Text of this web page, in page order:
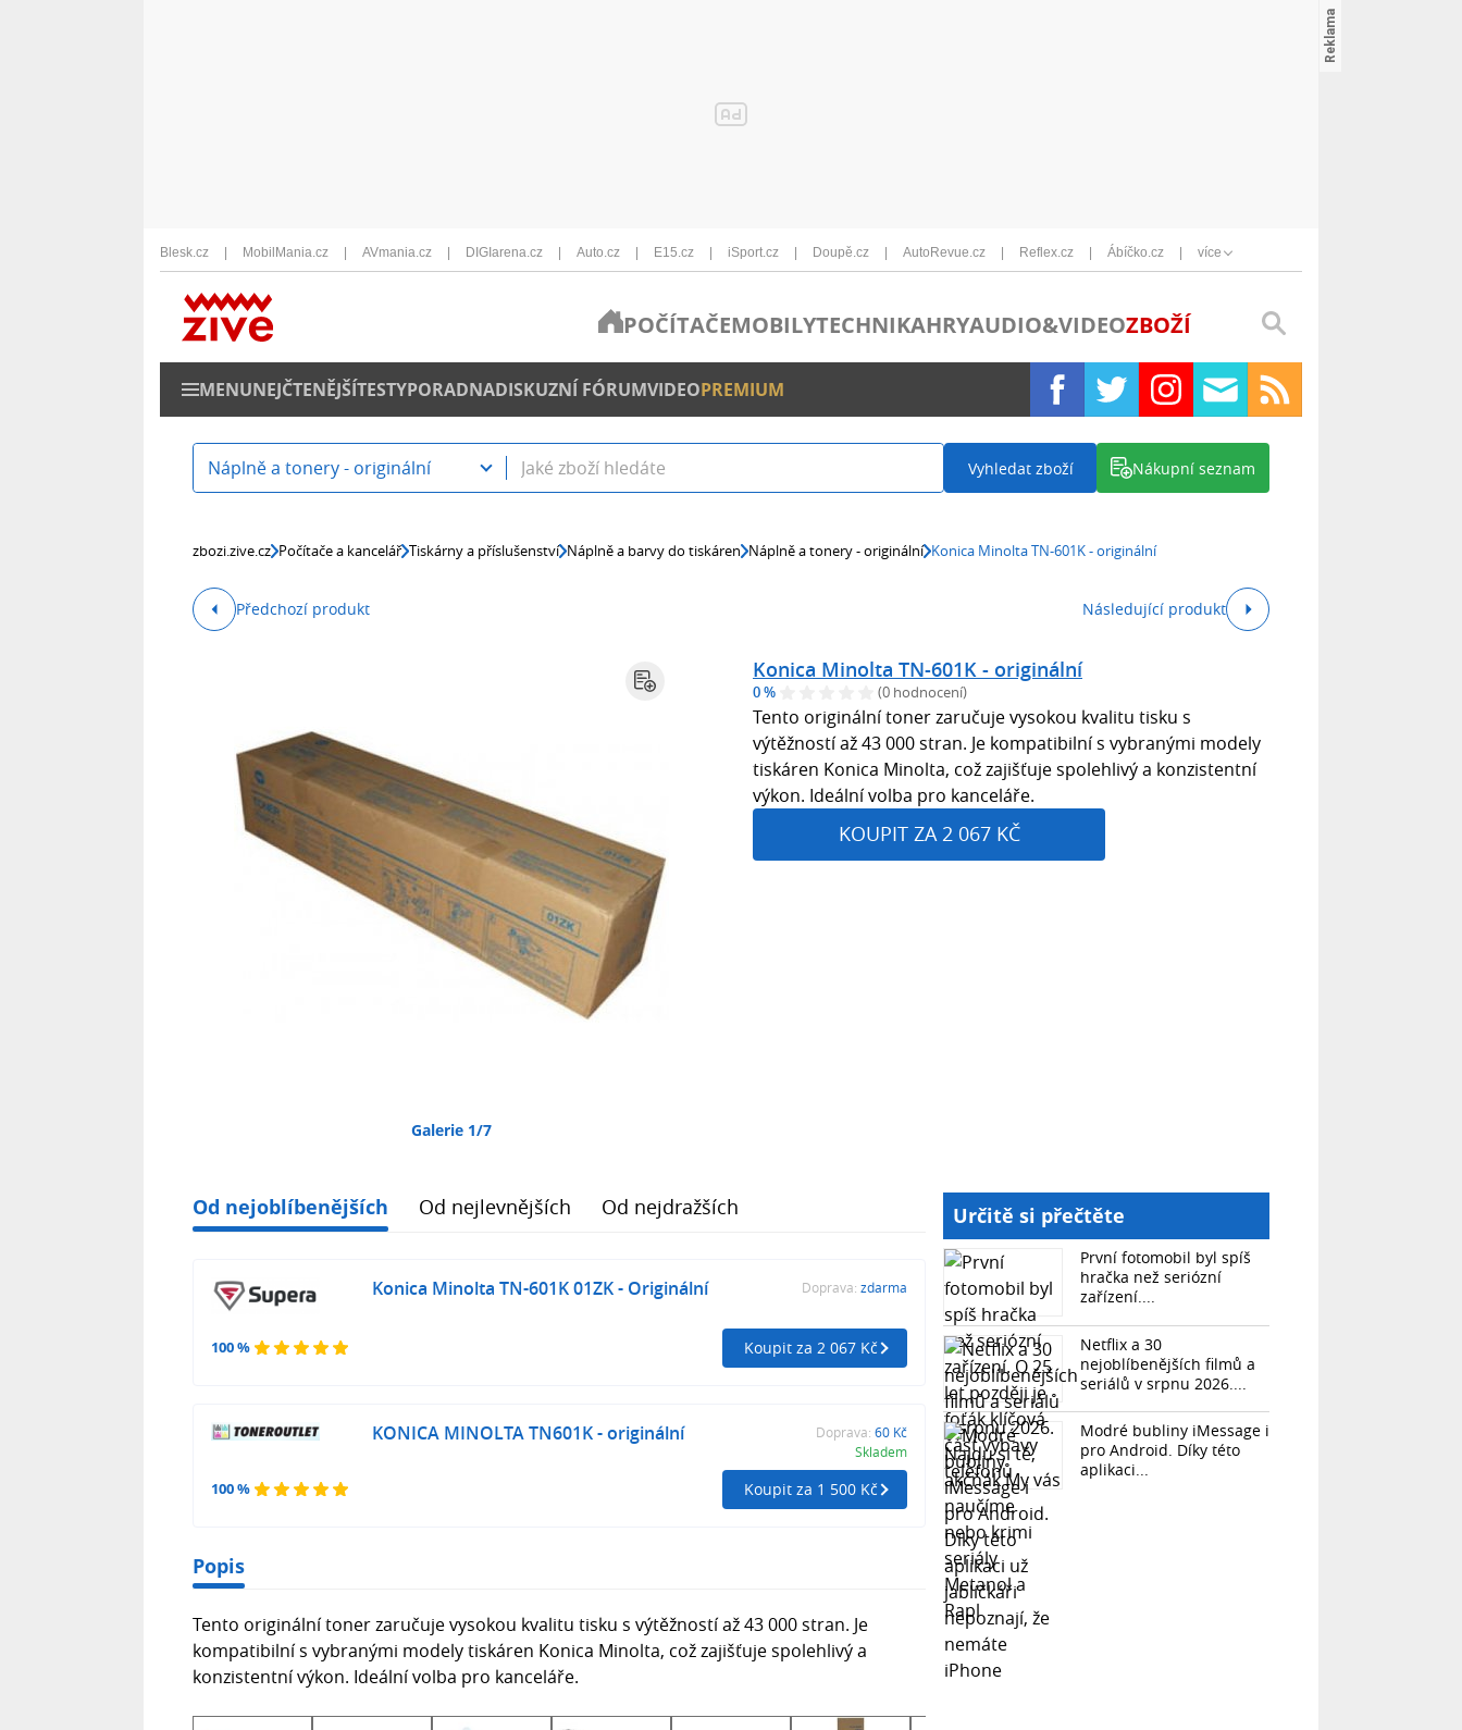
Blesk.cz MobilMania.cz AVmania.cz DIGIarena.cz Auto.cz E15.cz iSport.cz Doupě.cz AutoRevue.cz Reflex.cz Ábíčko.cz více
POČÍTAČEMOBILYTECHNIKAHRYAUDIO&VIDEOZBOŽÍ
MENUNEJČTENĚJŠÍTESTYPORADNADISKUZNÍ FÓRUMVIDEOPREMIUM
Náplně a tonery - originální Vyhledat zboží Nákupní seznam
zbozi.zive.cz Počítače a kancelář Tiskárny a příslušenství Náplně a barvy do tiskáren Náplně a tonery - originální Konica Minolta TN-601K - originální
Předchozí produkt Následující produkt
Galerie 1/7
Konica Minolta TN-601K - originální
0 % (0 hodnocení)
Tento originální toner zaručuje vysokou kvalitu tisku s
výtěžností až 43 000 stran. Je kompatibilní s vybranými modely
tiskáren Konica Minolta, což zajišťuje spolehlivý a konzistentní
výkon. Ideální volba pro kanceláře.
KOUPIT ZA 2 067 KČ
Od nejoblíbenějších Od nejlevnějších Od nejdražších
100 %
Konica Minolta TN-601K 01ZK - Originální Doprava: zdarma
Koupit za 2 067 Kč
100 %
KONICA MINOLTA TN601K - originální Doprava: 60 Kč
Skladem
Koupit za 1 500 Kč
Popis
Tento originální toner zaručuje vysokou kvalitu tisku s výtěžností až 43 000 stran. Je
kompatibilní s vybranými modely tiskáren Konica Minolta, což zajišťuje spolehlivý a
konzistentní výkon. Ideální volba pro kanceláře.
Určitě si přečtěte
První fotomobil byl spíš
hračka než seriózní
zařízení....
Netflix a 30
nejoblíbenějších filmů a
seriálů v srpnu 2026....
Modré bubliny iMessage i
pro Android. Díky této
aplikaci...